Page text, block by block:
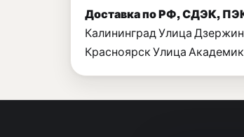
Доставка по РФ, СДЭК,
Калининград Улица
Красноярск Улица